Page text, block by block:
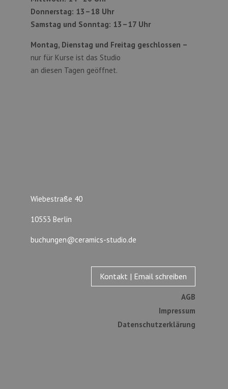
Donnerstag: 13–18 Uhr
Samstag und Sonntag: 13–17 Uhr
Montag, Dienstag und Freitag geschlossen –
nur für Kurse ist das Studio
an diesen Tagen geöffnet.
Wiebestraße 40
10553 Berlin
buchungen@ceramics-studio.de
Kontakt | Email schreiben
AGB
Impressum
Datenschutzerklärung